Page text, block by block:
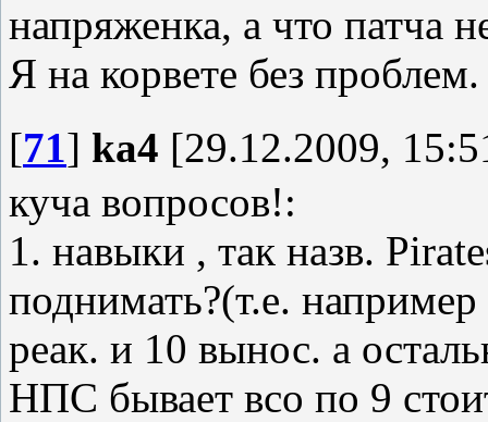
напряженка, а что патча
Я на корвете без
[71] ka4 [29.12.2009,
куча вопросов!:
1. навыки , так назв.
поднимать?(т.е.
реак. и 10 вынос. а
НПС бывает всо по 9